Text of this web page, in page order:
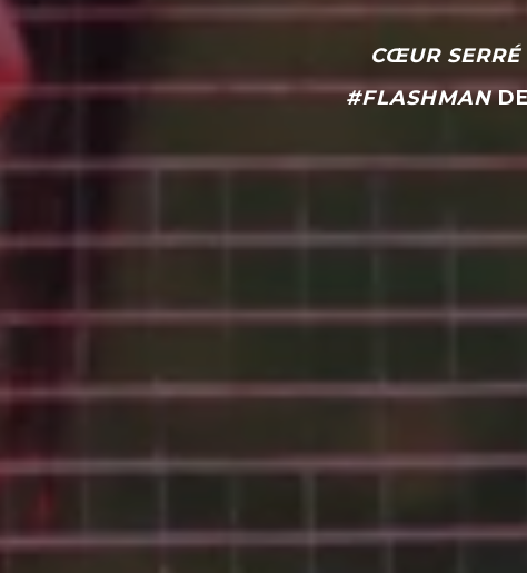
CŒUR SERRÉ
#FLASHMAN